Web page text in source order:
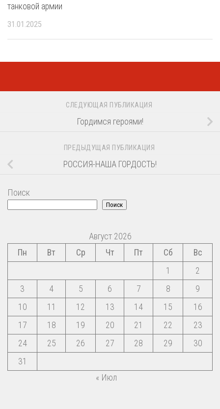
танковой армии
31.01.2025
СЛЕДУЮЩАЯ ПУБЛИКАЦИЯ
Гордимся героями!
ПРЕДЫДУЩАЯ ПУБЛИКАЦИЯ
РОССИЯ-НАША ГОРДОСТЬ!
Поиск
Поиск
Август 2026
Пн
Вт Ср Чт Пт Сб
Вс
1
2
3
4 5 6 7 8
9
10
11 12 13 14 15
16
17
18 19 20 21 22
23
24
25 26 27 28 29
30
31
« Июл